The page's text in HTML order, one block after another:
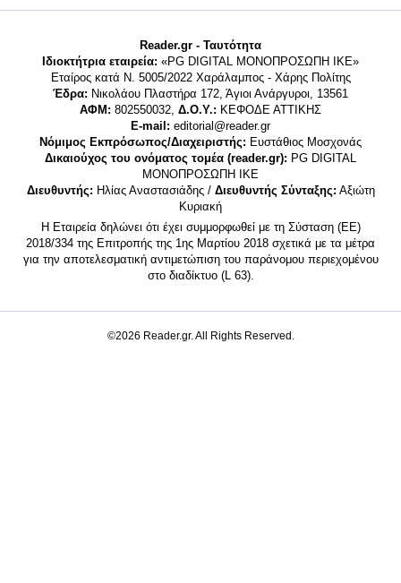
Reader.gr - Ταυτότητα
Ιδιοκτήτρια εταιρεία: «PG DIGITAL MONΟΠΡΟΣΩΠΗ ΙΚΕ»
Εταίρος κατά Ν. 5005/2022 Χαράλαμπος - Χάρης Πολίτης
Έδρα: Νικολάου Πλαστήρα 172, Άγιοι Ανάργυροι, 13561
ΑΦΜ: 802550032, Δ.Ο.Υ.: ΚΕΦΟΔΕ ΑΤΤΙΚΗΣ
E-mail: editorial@reader.gr
Νόμιμος Εκπρόσωπος/Διαχειριστής: Ευστάθιος Μοσχονάς
Δικαιούχος του ονόματος τομέα (reader.gr): PG DIGITAL
MONΟΠΡΟΣΩΠΗ ΙΚΕ
Διευθυντής: Ηλίας Αναστασιάδης / Διευθυντής Σύνταξης: Αξιώτη
Κυριακή
Η Εταιρεία δηλώνει ότι έχει συμμορφωθεί με τη Σύσταση (ΕΕ)
2018/334 της Επιτροπής της 1ης Μαρτίου 2018 σχετικά με τα μέτρα
για την αποτελεσματική αντιμετώπιση του παράνομου περιεχομένου
στο διαδίκτυο (L 63).
©2026 Reader.gr. All Rights Reserved.